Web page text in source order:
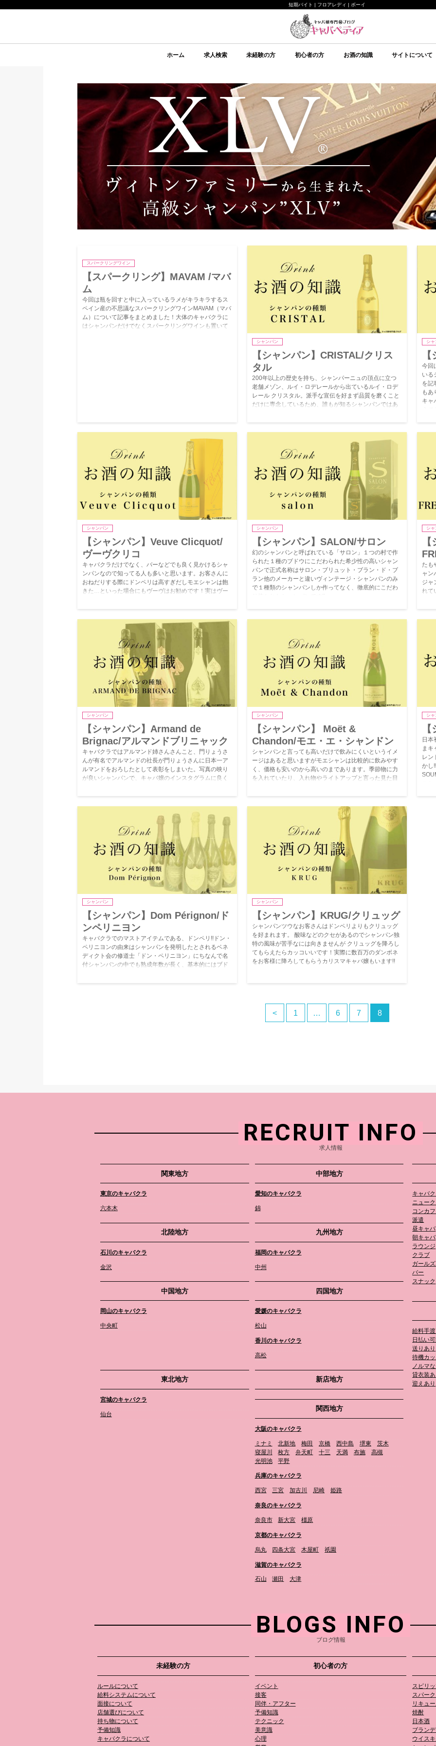
短期バイト | フロアレディ | ボーイ
ホーム 求人検索 未経験の方 初心者の方 お酒の知識 サイトについて
スパークリングワイン
【スパークリング】MAVAM /マバ
ム
今回は瓶を回すと中に入っているラメがキラキラするス
ペイン産の不思議なスパークリングワインMAVAM（マバ
ム）について記事をまとめました！大体のキャバクラに
はシャンパンだけでなくスパークリングワインも置いて
シャンパン
【シャンパン】CRISTAL/クリス
タル
200年以上の歴史を持ち、シャンパーニュの頂点に立つ
老舗メゾン、ルイ・ロデレールから出ているルイ・ロデ
レール クリスタル。派手な宣伝を好まず品質を磨くこと
だけに専念しているため、誰もが知るシャンパンではあ
シャ
今回
いる
を記
もあ
キャ
シャンパン
【シャンパン】Veuve Clicquot/
ヴーヴクリコ
キャバクラだけでなく、バーなどでも良く見かけるシャ
ンパンなので知ってる人も多いと思います。お客さんに
おねだりする際にドンペリは高すぎだしモエシャンは飽
きた…といった場合にもヴーヴはお勧めです！実はヴー
シャンパン
【シャンパン】SALON/サロン
幻のシャンパンと呼ばれている「サロン」１つの村で作
られた１種のブドウにこだわられた希少性の高いシャン
パンで正式名称はサロン・ブリュット・ブラン・ド・ブ
ラン他のメーカーと違いヴィンテージ・シャンパンのみ
で１種類のシャンパンしか作ってなく、徹底的にこだわ
シャ
たも
ャン
ジャ
れて
シャンパン
【シャンパン】Armand de
Brignac/アルマンドブリニャック
キャバクラではアルマンド姉さんさんこと、門りょうさ
んが有名でアルマンドの社長が門りょうさんに日本一ア
ルマンドをおろしたとして表彰をしまいた。写真の映り
が良いシャンパンで、キャバ嬢のインスタグラムに良く
シャンパン
【シャンパン】 Moët &
Chandon/モエ・エ・シャンドン
シャンパンと言っても高いだけで飲みにくいというイメ
ージはあると思いますがモエシャンは比較的に飲みやす
く、価格も安いのから高いのまであります。季節物に力
を入れていたり、入れ物やライトアップと言った見た目
シャ
日本
まキ
レン
かし
シャンパン
【シャンパン】Dom Pérignon/ド
ンペリニヨン
キャバクラでのマストアイテムである、ドンペリ!!ドン・
ペリニヨンの由来はシャンパンを発明したとされるベネ
ディクト会の修道士「ドン・ペリニヨン」にちなんで名
付シャンパンの中でも熟成年数が長く、基本的にはブド
シャンパン
【シャンパン】KRUG/クリュッグ
シャンパンツウなお客さんはドンペリよりもクリュッグ
を好まれます。 酸味などのクセがあるのでシャンパン独
特の風味が苦手なには向きませんが クリュッグを降ろし
てもらえたらカッコいいです！実際に数百万のダンボネ
をお客様に降ろしてもらうカリスマキャバ嬢もいます!!
< 1 … 6 7 8
RECRUIT INFO
求人情報
関東地方
東京のキャバクラ
六本木
中部地方
愛知のキャバクラ
錦
北陸地方
石川のキャバクラ
金沢
九州地方
福岡のキャバクラ
中州
中国地方
岡山のキャバクラ
中央町
四国地方
愛媛のキャバクラ
松山
香川のキャバクラ
高松
東北地方
宮城のキャバクラ
仙台
新店地方
関西地方
大阪のキャバクラ
ミナミ 北新地 梅田 京橋 西中島 堺東
茨木
寝屋川
枚方 弁天町 十三 天満 布施
高槻
光明池
平野
兵庫のキャバクラ
西宮 三宮 加古川 尼崎 姫路
奈良のキャバクラ
奈良市 新大宮 橿原
京都のキャバクラ
烏丸 四条大宮 木屋町 祇園
滋賀のキャバクラ
石山 瀬田 大津
キャバク
ニュー
コンカ
派遣
昼キャバ
朝キャバ
ラウンジ
クラブ
ガール
バー
スナック
給料手渡
日払い
送りあり
待機カ
ノルマ
貸衣装あ
迎えあり
BLOGS INFO
ブログ情報
未経験の方
ルールについて
給料システムについて
面接について
店舗選びについて
持ち物について
予備知識
キャバクラについて
初心者の方
イベント
接客
同伴・アフター
予備知識
テクニック
美意識
心理
スピリ
スパー
リキュ
焼酎
日本酒
ブラン
ウイス